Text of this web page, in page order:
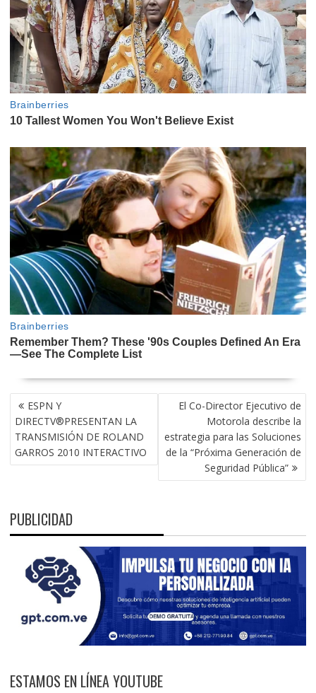
NAVEGACIÓN
DE
ENTRADAS
ESPN Y
DIRECTV®PRESENTAN LA
TRANSMISIÓN DE ROLAND
GARROS 2010 INTERACTIVO
El Co-Director Ejecutivo de
Motorola describe la
estrategia para las Soluciones
de la “Próxima Generación de
Seguridad Pública”
PUBLICIDAD
ESTAMOS EN LÍNEA YOUTUBE